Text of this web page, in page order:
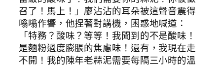
召了！馬上！」廖沾沾的耳朵被這聲音震得
嗡嗡作響，他捏著對講機，困惑地喊道：
「特務？酸味？等等！我聞到的不是酸味！
是麵粉過度膨脹的焦慮味！還有，我現在走
不開！我的陳年老蒜泥需要每隔三小時的溫